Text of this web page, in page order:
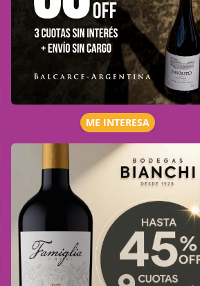
ME INTERESA